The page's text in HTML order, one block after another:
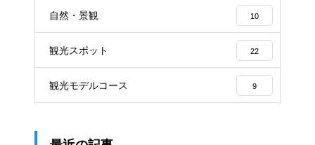
自然・景観 10
観光スポット 22
観光モデルコース 9